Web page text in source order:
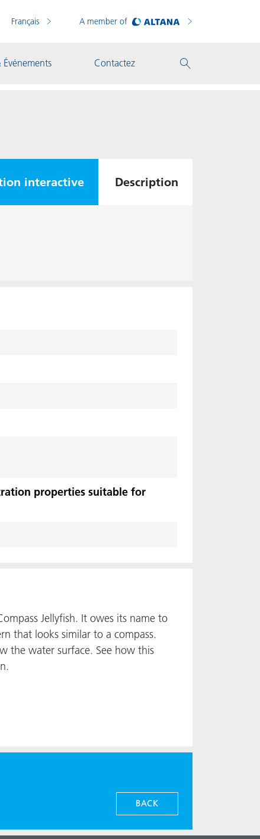
Français A member of
Événements Contactez
interactive Description
properties suitable for
Jellyfish. It owes its name to
that looks similar to a compass.
the water surface. See how this
BACK